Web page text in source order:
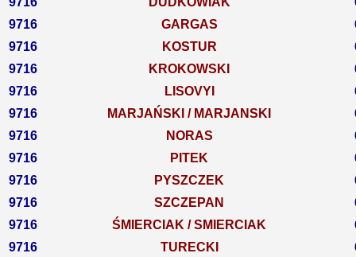
9716
GARGAS
9716
KOSTUR
9716
KROKOWSKI
9716
LISOVYI
9716
MARJAŃSKI / MARJANSKI
9716
NORAS
9716
PITEK
9716
PYSZCZEK
9716
SZCZEPAN
9716
ŚMIERCIAK / SMIERCIAK
9716
TURECKI